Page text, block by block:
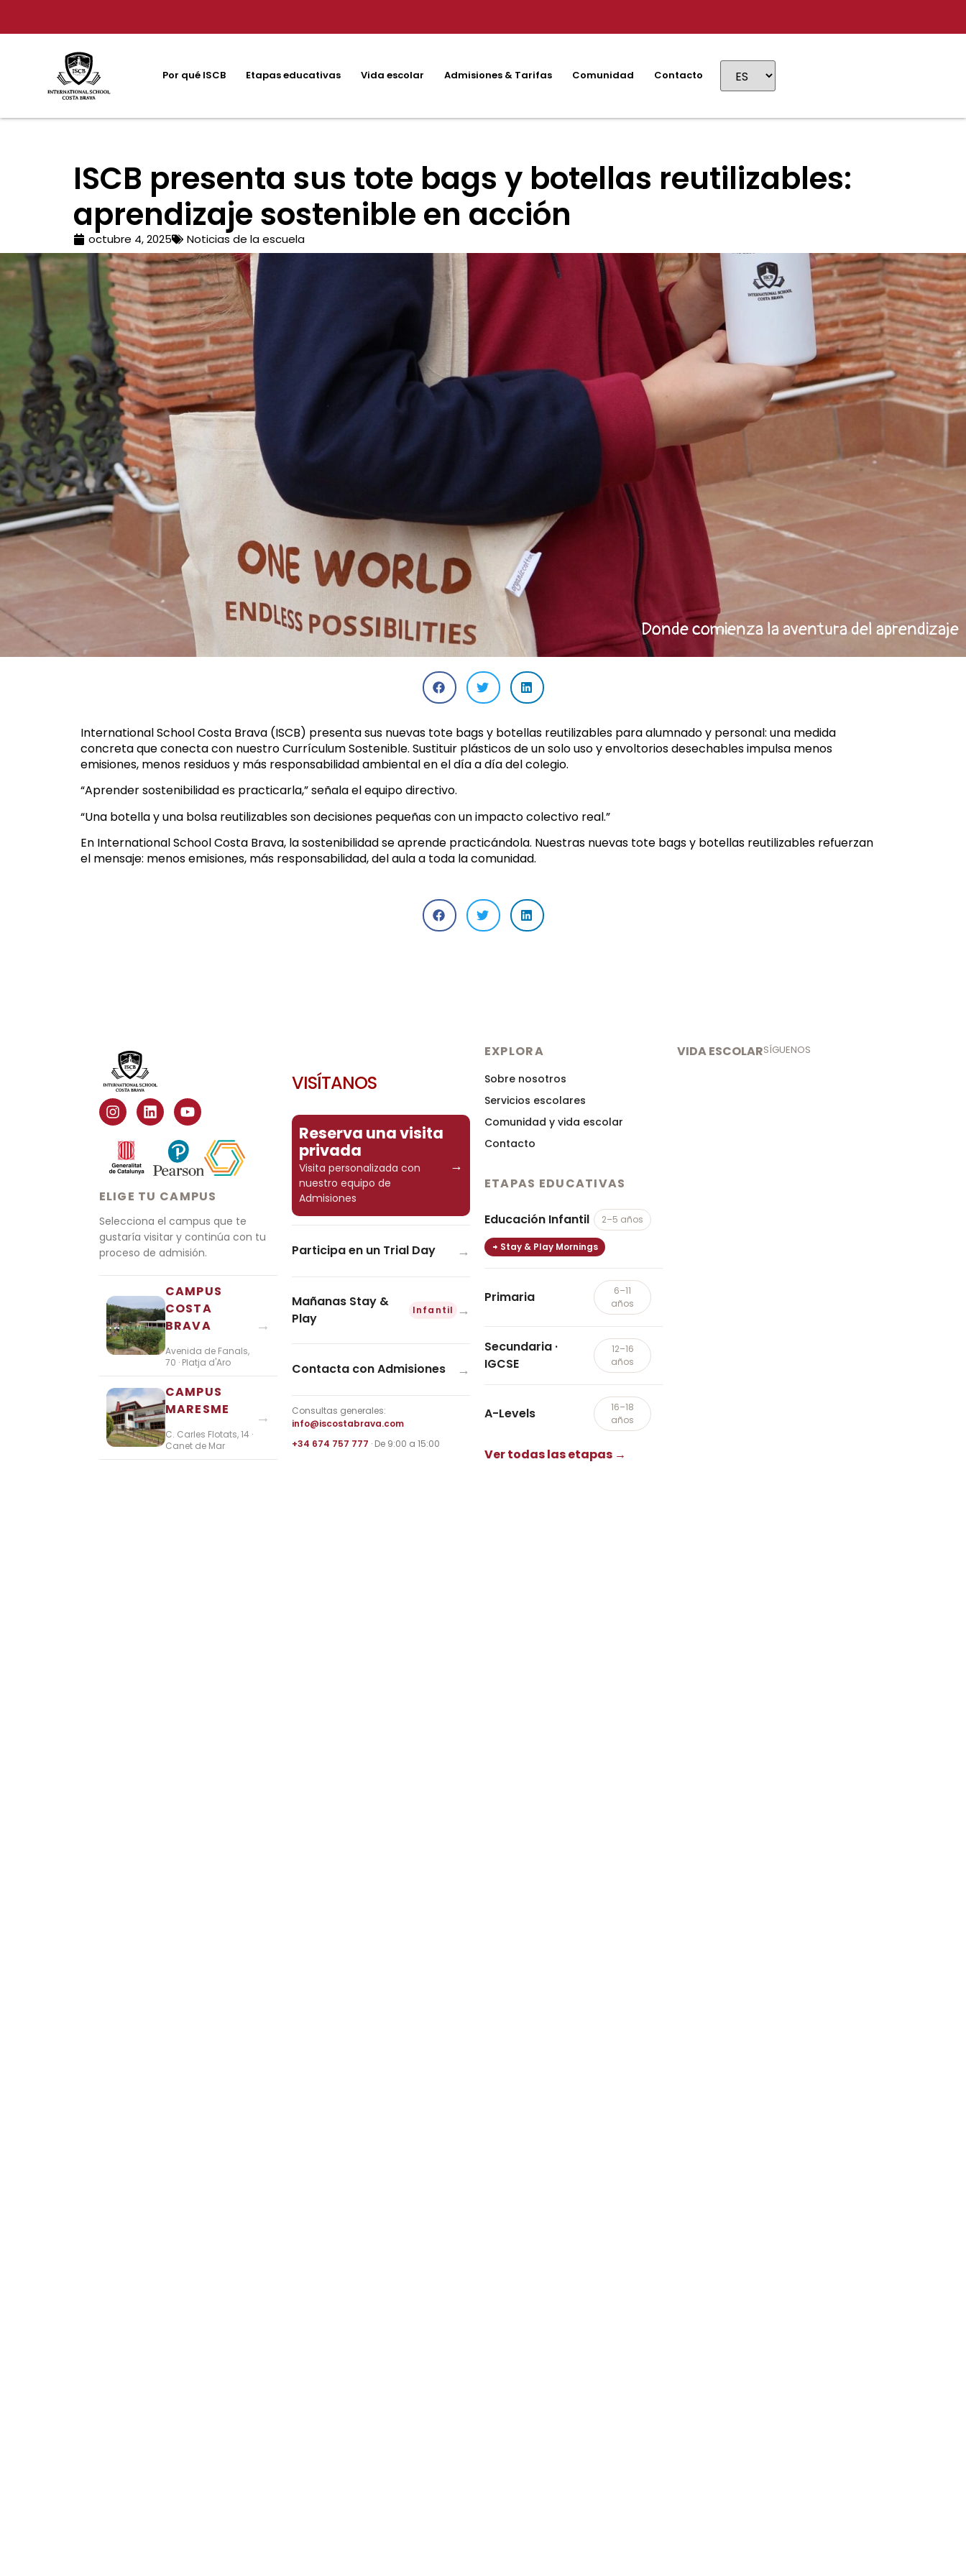
Por qué ISCB Etapas educativas Vida escolar Admisiones & Tarifas Comunidad Contacto
ISCB presenta sus tote bags y botellas reutilizables:
aprendizaje sostenible en acción
octubre 4, 2025 Noticias de la escuela
Donde comienza la aventura del aprendizaje
International School Costa Brava (ISCB) presenta sus nuevas tote bags y botellas reutilizables para alumnado y personal: una medida
concreta que conecta con nuestro Currículum Sostenible. Sustituir plásticos de un solo uso y envoltorios desechables impulsa menos
emisiones, menos residuos y más responsabilidad ambiental en el día a día del colegio.
“Aprender sostenibilidad es practicarla,” señala el equipo directivo.
“Una botella y una bolsa reutilizables son decisiones pequeñas con un impacto colectivo real.”
En International School Costa Brava, la sostenibilidad se aprende practicándola. Nuestras nuevas tote bags y botellas reutilizables refuerzan
el mensaje: menos emisiones, más responsabilidad, del aula a toda la comunidad.
ELIGE TU CAMPUS
Selecciona el campus que te
gustaría visitar y continúa con tu
proceso de admisión.
CAMPUS
COSTA
BRAVA
Avenida de Fanals,
70 · Platja d'Aro
→
CAMPUS
MARESME
C. Carles Flotats, 14 ·
Canet de Mar
→
VISÍTANOS
Reserva una visita
privada
Visita personalizada con
nuestro equipo de
Admisiones
→
Participa en un Trial Day →
Mañanas Stay &
Play
Infantil →
Contacta con Admisiones →
Consultas generales:
info@iscostabrava.com
+34 674 757 777 · De 9:00 a 15:00
EXPLORA
Sobre nosotros
Servicios escolares
Comunidad y vida escolar
Contacto
ETAPAS EDUCATIVAS
Educación Infantil 2–5 años
Stay & Play Mornings
Primaria
6–11
años
Secundaria ·
IGCSE
12–16
años
A-Levels
16–18
años
Ver todas las etapas →
VIDA ESCOLARSÍGUENOS